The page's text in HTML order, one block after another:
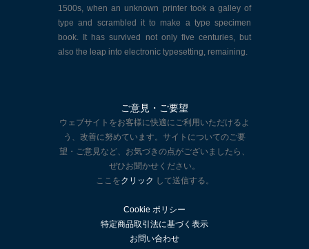
1500s, when an unknown printer took a galley of
type and scrambled it to make a type specimen
book. It has survived not only five centuries, but
also the leap into electronic typesetting, remaining.
ご意見・ご要望
ウェブサイトをお客様に快適にご利用いただけるよ
う、改善に努めています。サイトについてのご要
望・ご意見など、お気づきの点がございましたら、
ぜひお聞かせください。
ここをクリック して送信する。
Cookie ポリシー
特定商品取引法に基づく表示
お問い合わせ